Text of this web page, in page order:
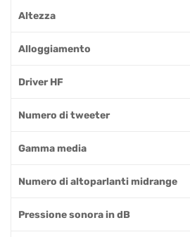
Altezza
Alloggiamento
Driver HF
Numero di tweeter
Gamma media
Numero di altoparlanti midrange
Pressione sonora in dB